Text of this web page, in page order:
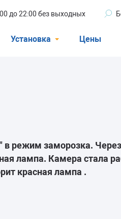
до 22:00 без выходных
панели
Установка Цены
режим заморозка.
лампа. Камера стала
красная лампа .